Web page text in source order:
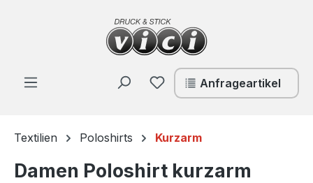
Zum Hauptinhalt springen
Du hast 0 Produkte auf
Anfrageartikel
Textilien Poloshirts Kurzarm
Damen Poloshirt kurzarm